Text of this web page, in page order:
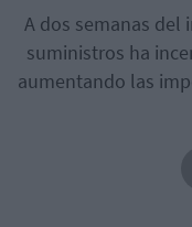
A dos semanas del
suministros ha
aumentando las